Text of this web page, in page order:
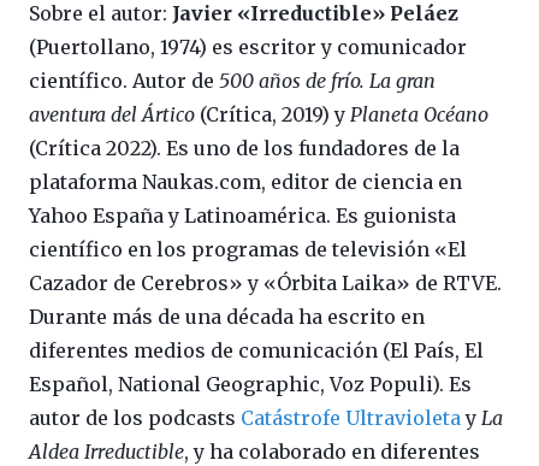
Sobre el autor: Javier «Irreductible» Peláez
(Puertollano, 1974) es escritor y comunicador
científico. Autor de 500 años de frío. La gran
aventura del Ártico (Crítica, 2019) y Planeta Océano
(Crítica 2022). Es uno de los fundadores de la
plataforma Naukas.com, editor de ciencia en
Yahoo España y Latinoamérica. Es guionista
científico en los programas de televisión «El
Cazador de Cerebros» y «Órbita Laika» de RTVE.
Durante más de una década ha escrito en
diferentes medios de comunicación (El País, El
Español, National Geographic, Voz Populi). Es
autor de los podcasts Catástrofe Ultravioletay La
Aldea Irreductible, y ha colaborado en diferentes